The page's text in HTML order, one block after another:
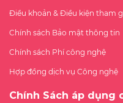
Điều khoản & Điều kiện tham
Chính sách Bảo mật thông tin
Chính sách Phí công nghệ
Hợp đồng dịch vụ Công nghệ
Chính Sách áp dụng